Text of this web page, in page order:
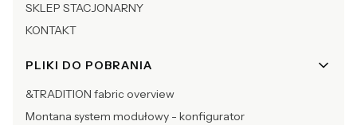
SKLEP STACJONARNY
KONTAKT
PLIKI DO POBRANIA
&TRADITION fabric overview
Montana system modułowy - konfigurator